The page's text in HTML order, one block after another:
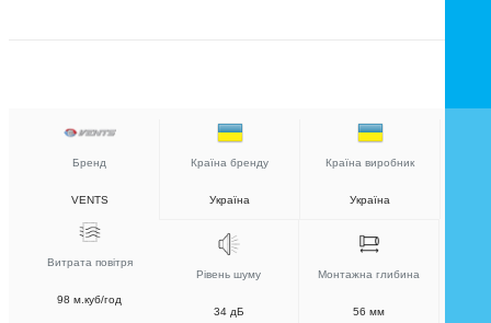
Бренд
VENTS
Країна бренду
Україна
Країна виробник
Україна
Витрата повітря
98 м.куб/год
Рівень шуму
34 дБ
Монтажна глибина
56 мм